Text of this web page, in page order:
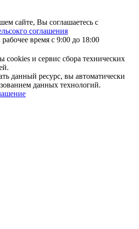
сайте, Вы соглашаетесь с
соглашения
время с 9:00 до 18:00
cookies и сервис сбора технических
данный ресурс, вы автоматически
данных технологий.